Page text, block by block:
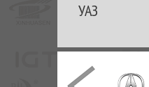
УАЗ